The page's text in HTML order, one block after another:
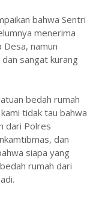
bahwa Sentri
menerima
namun
sangat kurang
bedah rumah
tidak tau bahwa
dari Polres
dan
siapa yang
rumah dari